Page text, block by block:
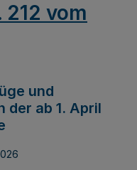
212 vom
und
der ab 1. April